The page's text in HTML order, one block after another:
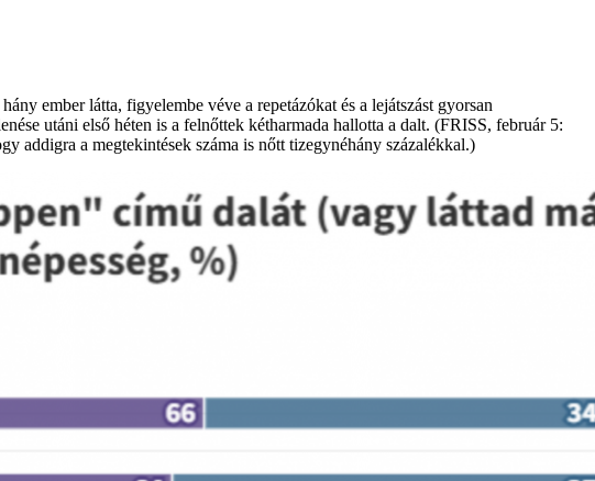
ember látta, figyelembe véve a repetázókat és a lejátszást gyorsan
utáni első héten is a felnőttek kétharmada hallotta a dalt. (FRISS, február 5:
addigra a megtekintések száma is nőtt tizegynéhány százalékkal.)